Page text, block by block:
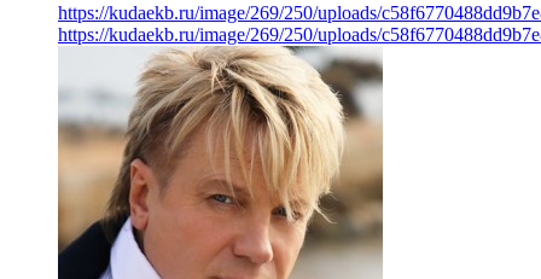
https://kudaekb.ru/image/269/250/uploads/
https://kudaekb.ru/image/269/250/uploads/